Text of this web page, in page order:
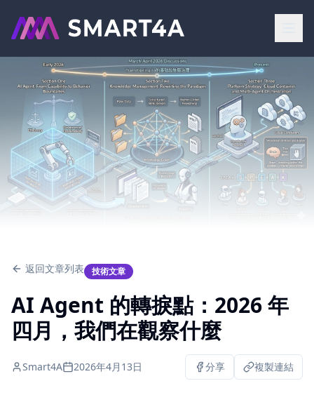
返回文章列表 技術文章
AI Agent 的轉捩點：2026 年
四月，我們在觀察什麼
Smart4A 2026年4月13日 分享 複製連結